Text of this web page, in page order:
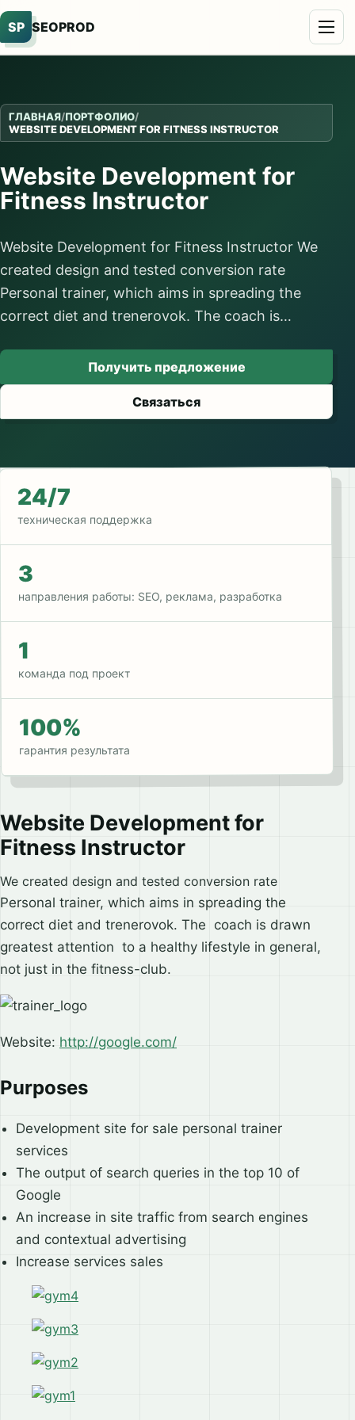
SP SEOPROD
ГЛАВНАЯ/ПОРТФОЛИО/
WEBSITE DEVELOPMENT FOR FITNESS INSTRUCTOR
Website Development for
Fitness Instructor
Website Development for Fitness Instructor We
created design and tested conversion rate
Personal trainer, which aims in spreading the
correct diet and trenerovok. The coach is…
Получить предложение
Связаться
24/7
техническая поддержка
3
направления работы: SEO, реклама, разработка
1
команда под проект
100%
гарантия результата
Website Development for
Fitness Instructor
We created design and tested conversion rate
Personal trainer, which aims in spreading the
correct diet and trenerovok. The coach is drawn
greatest attention to a healthy lifestyle in general,
not just in the fitness-club.
Website: http://google.com/
Purposes
Development site for sale personal trainer
services
The output of search queries in the top 10 of
Google
An increase in site traffic from search engines
and contextual advertising
Increase services sales